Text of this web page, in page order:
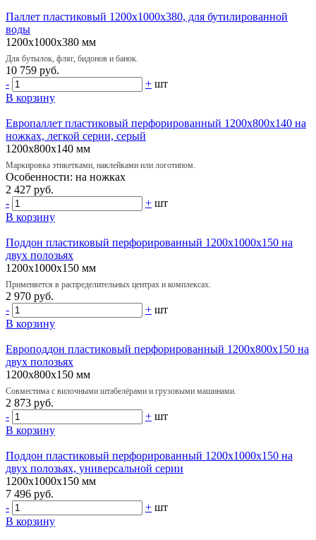
Паллет пластиковый 1200х1000х380, для бутилированной
воды
1200х1000х380 мм
Для бутылок, фляг, бидонов и банок.
10 759 руб.
-
+ шт
В корзину
Европаллет пластиковый перфорированный 1200х800х140 на
ножках, легкой серии, серый
1200х800х140 мм
Маркировка этикетками, наклейками или логотипом.
Особенности: на ножках
2 427 руб.
-
+ шт
В корзину
Поддон пластиковый перфорированный 1200х1000х150 на
двух полозьях
1200х1000х150 мм
Применяется в распределительных центрах и комплексах.
2 970 руб.
-
+ шт
В корзину
Европоддон пластиковый перфорированный 1200х800х150 на
двух полозьях
1200х800х150 мм
Совместима с вилочными штабелёрами и грузовыми машинами.
2 873 руб.
-
+ шт
В корзину
Поддон пластиковый перфорированный 1200х1000х150 на
двух полозьях, универсальной серии
1200х1000х150 мм
7 496 руб.
-
+ шт
В корзину